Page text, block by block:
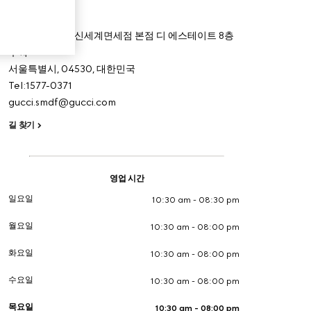
중구 퇴계로 77 신세계면세점 본점 디 에스테이트 8층
구찌
서울특별시,04530,대한민국
Tel:1577-0371
gucci.smdf@gucci.com
길 찾기
영업 시간
일요일 10:30 am - 08:30 pm
월요일 10:30 am - 08:00 pm
화요일 10:30 am - 08:00 pm
수요일 10:30 am - 08:00 pm
목요일 10:30 am - 08:00 pm